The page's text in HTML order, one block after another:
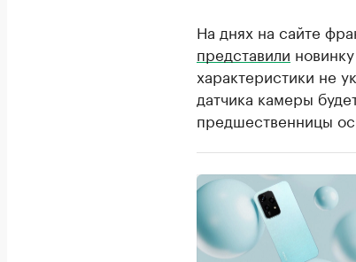
На днях на сайте
представили
характеристики не
датчика камеры
предшественницы